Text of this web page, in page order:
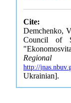
Cite:
Demchenko,
Council of
Regional
http://
Ukrainian].